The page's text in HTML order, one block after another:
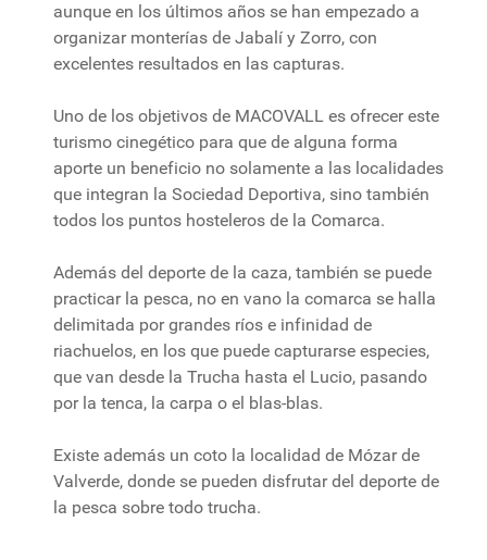
aunque en los últimos años se han empezado a
organizar monterías de Jabalí y Zorro, con
excelentes resultados en las capturas.
Uno de los objetivos de MACOVALL es ofrecer este
turismo cinegético para que de alguna forma
aporte un beneficio no solamente a las localidades
que integran la Sociedad Deportiva, sino también
todos los puntos hosteleros de la Comarca.
Además del deporte de la caza, también se puede
practicar la pesca, no en vano la comarca se halla
delimitada por grandes ríos e infinidad de
riachuelos, en los que puede capturarse especies,
que van desde la Trucha hasta el Lucio, pasando
por la tenca, la carpa o el blas-blas.
Existe además un coto la localidad de Mózar de
Valverde, donde se pueden disfrutar del deporte de
la pesca sobre todo trucha.